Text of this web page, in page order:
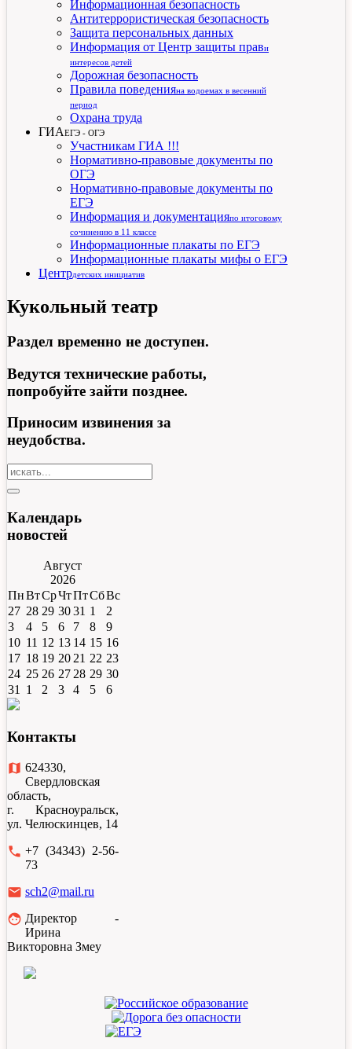
Информационная безопасность
Антитеррористическая безопасность
Защита персональных данных
Информация от Центр защиты прави
интересов детей
Дорожная безопасность
Правила поведенияна водоемах в весенний
период
Охрана труда
ГИАЕГЭ - ОГЭ
Участникам ГИА !!!
Нормативно-правовые документы по
ОГЭ
Нормативно-правовые документы по
ЕГЭ
Информация и документацияпо итоговому
сочинению в 11 классе
Информационные плакаты по ЕГЭ
Информационные плакаты мифы о ЕГЭ
Центрдетских инициатив
Кукольный театр
Раздел временно не доступен.
Ведутся технические работы,
попробуйте зайти позднее.
Приносим извинения за
неудобства.
Календарь
новостей
Август
2026
ПнВтСрЧтПтСбВс
27 28 29 3031 1
2
3
4 5 6 7 8
9
10 11 12 13 14 15 16
17 18 19 2021 22 23
24 25 26 2728 29 30
31 1 2 3 4 5 6
Контакты
map 624330,
Свердловская
область,
г. Красноуральск,
ул. Челюскинцев, 14
local_phone +7 (34343) 2-56-
73
email sch2@mail.ru
face Директор -
Ирина
Викторовна Змеу